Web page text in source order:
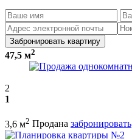
Забронировать квартиру
47,5 м2
2
1
3,6 м2 Продана забронировать